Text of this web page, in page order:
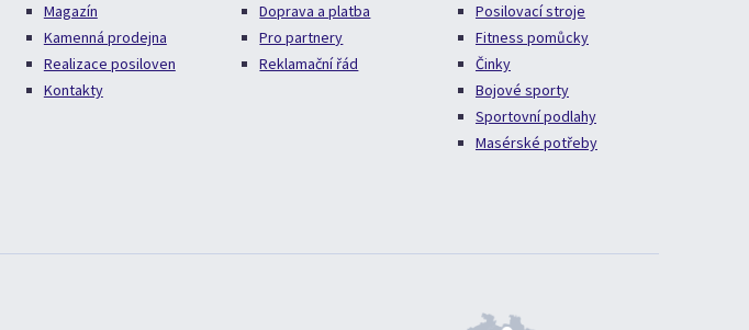
Magazín
Kamenná prodejna
Realizace posiloven
Kontakty
Doprava a platba
Pro partnery
Reklamační řád
Posilovací stroje
Fitness pomůcky
Činky
Bojové sporty
Sportovní podlahy
Masérské potřeby